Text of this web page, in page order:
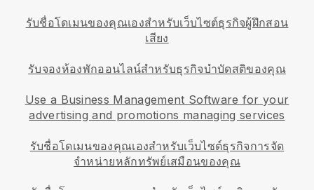
รับชื่อโดเมนของคุณเองสำหรับเว็บไซต์ธุรกิจผู้ฝึกสอน
เสียง
รับจองห้องพักออนไลน์สำหรับธุรกิจบำบัดสติของคุณ
Use a Business Management Software for your
advertising and promotions managing services
รับชื่อโดเมนของคุณเองสำหรับเว็บไซต์ธุรกิจการจัด
จำหน่ายหลักทรัพย์เสมือนของคุณ